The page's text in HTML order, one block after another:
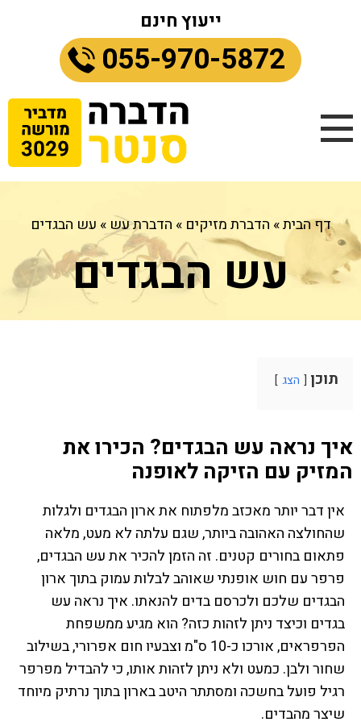
ייעוץ חינם
055-970-5872
דף הבית» הדברת מזיקים » הדברת עש » עש הבגדים
עש הבגדים
תוכן הצג
איך נראה עש הבגדים? הכירו את
המזיק עם הזיקה לאופנה
אין דבר יותר מאכזב מלפתוח את ארון הבגדים ולגלות
שהחולצה האהובה ביותר, שגם עלתה לא מעט, מלאה
פתאום בחורים קטנים. זה הזמן להכיר את עש הבגדים,
פרפר עם חוש אופנתי שאוהב לבלות עמוק בתוך ארון
הבגדים שלכם ולכרסם בדים להנאתו. איך נראה עש
בגדים וכיצד ניתן לזהות כזה? הוא מגיע ממשפחת
הפרפראים, אורכו כ-10 ס"מ וצבעיו חום אפרורי, בשילוב
שחור ולבן. כמעט ולא ניתן לזהות אותו, כי להבדיל מפרפר
רגיל פועל בחשכה ומסתתר היטב בארון בתוך נרתיק מיוחד
שיצר מהבדים.